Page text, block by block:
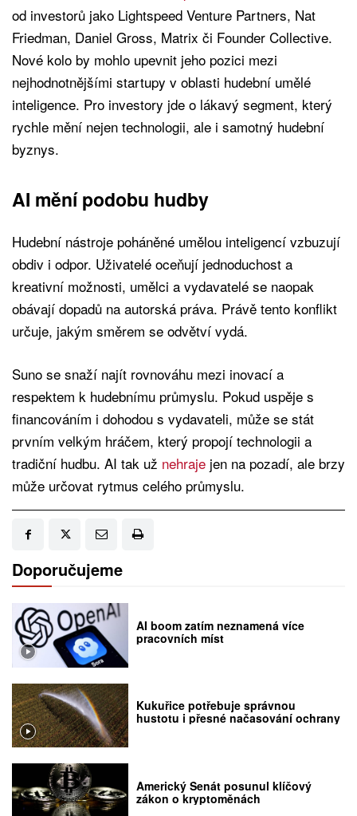
od investorů jako Lightspeed Venture Partners, Nat
Friedman, Daniel Gross, Matrix či Founder Collective.
Nové kolo by mohlo upevnit jeho pozici mezi
nejhodnotnějšími startupy v oblasti hudební umělé
inteligence. Pro investory jde o lákavý segment, který
rychle mění nejen technologii, ale i samotný hudební
byznys.
AI mění podobu hudby
Hudební nástroje poháněné umělou inteligencí vzbuzují
obdiv i odpor. Uživatelé oceňují jednoduchost a
kreativní možnosti, umělci a vydavatelé se naopak
obávají dopadů na autorská práva. Právě tento konflikt
určuje, jakým směrem se odvětví vydá.
Suno se snaží najít rovnováhu mezi inovací a
respektem k hudebnímu průmyslu. Pokud uspěje s
financováním i dohodou s vydavateli, může se stát
prvním velkým hráčem, který propojí technologii a
tradiční hudbu. AI tak už nehraje jen na pozadí, ale brzy
může určovat rytmus celého průmyslu.
Doporučujeme
AI boom zatím neznamená více
pracovních míst
Kukuřice potřebuje správnou
hustotu i přesné načasování ochrany
Americký Senát posunul klíčový
zákon o kryptoměnách